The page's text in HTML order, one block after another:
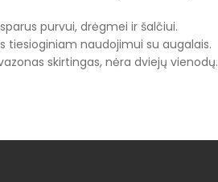
purvui, drėgmei ir šalčiui.
tiesioginiam naudojimui su augalais.
skirtingas, nėra dviejų vienodų.